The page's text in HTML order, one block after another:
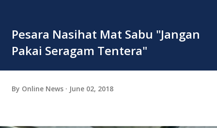
Pesara Nasihat Mat Sabu "Jangan
Pakai Seragam Tentera"
By Online News June 02, 2018